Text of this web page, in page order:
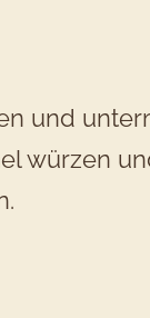
und
würzen